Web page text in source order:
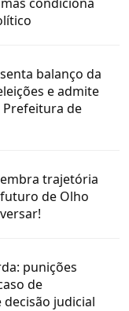
balanço da
e admite
de
trajetória
de Olho
punições
de
judicial